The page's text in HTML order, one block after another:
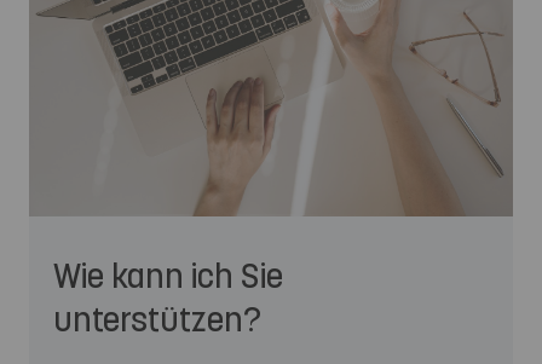
Wie kann ich Sie
unterstützen?